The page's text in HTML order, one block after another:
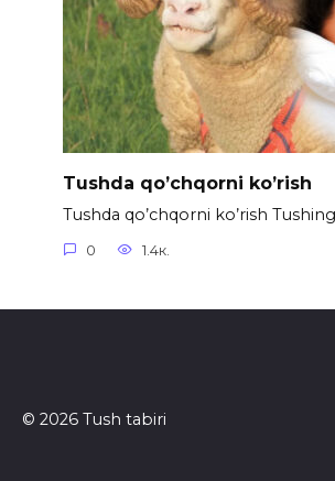
Tushda qo’chqorni ko’rish
Tushda qo’chqorni ko’rish
0 1.4к.
© 2026 Tush tabiri